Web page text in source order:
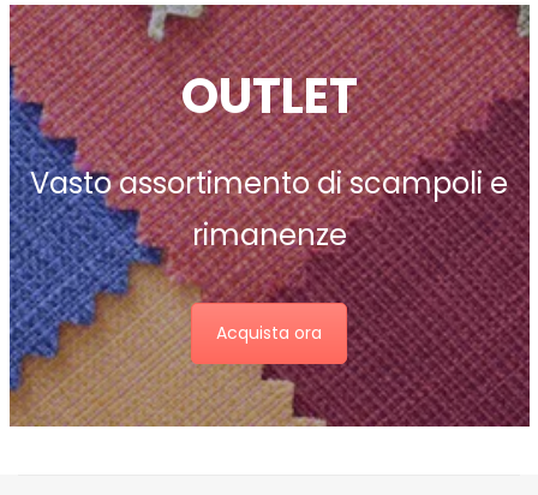
OUTLET
Vasto assortimento di scampoli e
rimanenze
Acquista ora